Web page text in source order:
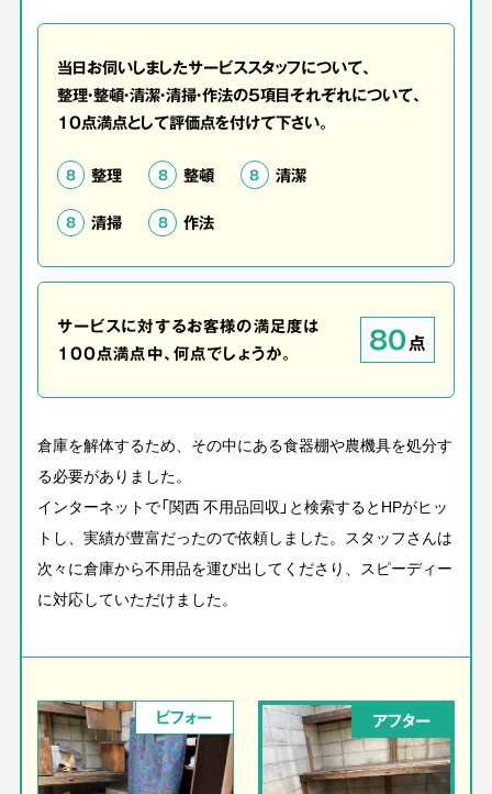
当日お伺いしましたサービススタッフについて、
整理・整頓・清潔・清掃・作法の5項目それぞれについて、
10点満点として評価点を付けて下さい。
8 整理 8 整頓 8 清潔
8 清掃 8 作法
サービスに対するお客様の満足度は
100点満点中、何点でしょうか。
80点
倉庫を解体するため、その中にある食器棚や農機具を処分す
る必要がありました。
インターネットで「関西 不用品回収」と検索するとHPがヒッ
トし、実績が豊富だったので依頼しました。スタッフさんは
次々に倉庫から不用品を運び出してくださり、スピーディー
に対応していただけました。
ビフォー アフター